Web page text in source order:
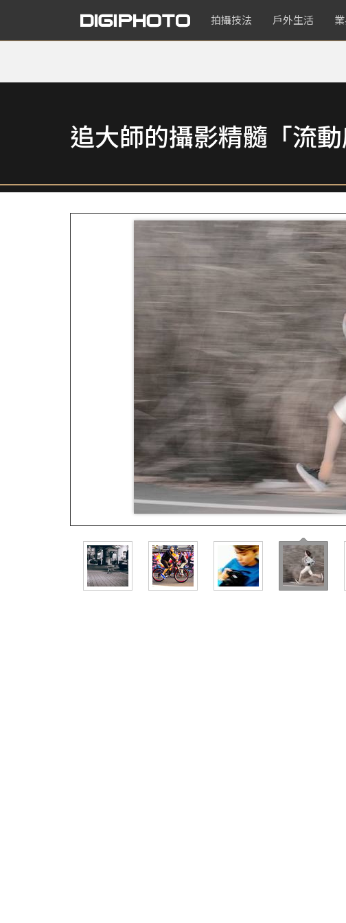
拍攝技法 戶外生活
追大師的攝影精髓「流